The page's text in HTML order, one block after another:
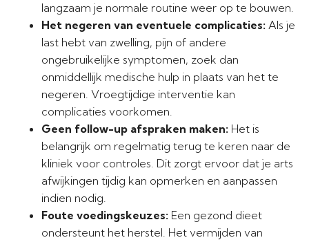
langzaam je normale routine weer op te bouwen.
Het negeren van eventuele complicaties: Als je
last hebt van zwelling, pijn of andere
ongebruikelijke symptomen, zoek dan
onmiddellijk medische hulp in plaats van het te
negeren. Vroegtijdige interventie kan
complicaties voorkomen.
Geen follow-up afspraken maken: Het is
belangrijk om regelmatig terug te keren naar de
kliniek voor controles. Dit zorgt ervoor dat je arts
afwijkingen tijdig kan opmerken en aanpassen
indien nodig.
Foute voedingskeuzes: Een gezond dieet
ondersteunt het herstel. Het vermijden van